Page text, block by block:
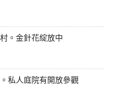
。金針花綻放中
私人庭院有開放參觀